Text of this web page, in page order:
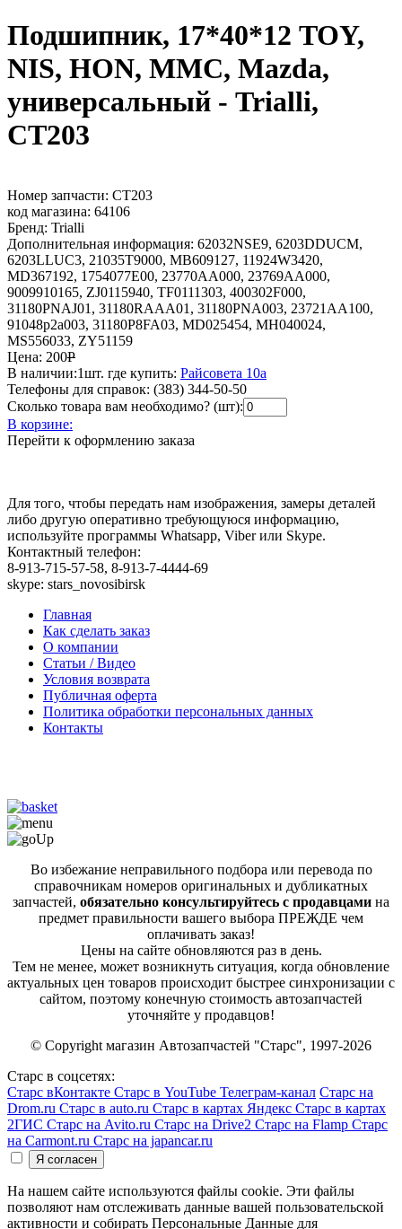
Подшипник, 17*40*12 TOY,
NIS, HON, MMC, Mazda,
универсальный - Trialli,
CT203
Номер запчасти: CT203
код магазина: 64106
Бренд: Trialli
Дополнительная информация: 62032NSE9, 6203DDUCM,
6203LLUC3, 21035T9000, MB609127, 11924W3420,
MD367192, 1754077E00, 23770AA000, 23769AA000,
9009910165, ZJ0115940, TF0111303, 400302F000,
31180PNAJ01, 31180RAAA01, 31180PNA003, 23721AA100,
91048p2a003, 31180P8FA03, MD025454, MH040024,
MS556033, ZY51159
Цена: 200Р
В наличии:1шт. где купить: Райсовета 10а
Телефоны для справок: (383) 344-50-50
Сколько товара вам необходимо? (шт):
В корзине:
Перейти к оформлению заказа
Для того, чтобы передать нам изображения, замеры деталей
либо другую оперативно требующуюся информацию,
используйте программы Whatsapp, Viber или Skype.
Контактный телефон:
8-913-715-57-58, 8-913-7-4444-69
skype: stars_novosibirsk
Главная
Как сделать заказ
О компании
Статьи / Видео
Условия возврата
Публичная оферта
Политика обработки персональных данных
Контакты
Во избежание неправильного подбора или перевода по
справочникам номеров оригинальных и дубликатных
запчастей, обязательно консультируйтесь с продавцами на
предмет правильности вашего выбора ПРЕЖДЕ чем
оплачивать заказ!
Цены на сайте обновляются раз в день.
Тем не менее, может возникнуть ситуация, когда обновление
актуальных цен товаров происходит быстрее синхронизации с
сайтом, поэтому конечную стоимость автозапчастей
уточняйте у продавцов!
© Copyright магазин Автозапчастей "Старс", 1997-2026
Старс в соцсетях:
Старс вКонтакте Старс в YouTube Телеграм-канал Старс на
Drom.ru Старс в auto.ru Старс в картах Яндекс Старс в картах
2ГИС Старс на Avito.ru Старс на Drive2 Старс на Flamp Старс
на Carmont.ru Старс на japancar.ru
На нашем сайте используются файлы cookie. Эти файлы
позволяют нам отслеживать данные вашей пользовательской
активности и собирать Персональные Данные для